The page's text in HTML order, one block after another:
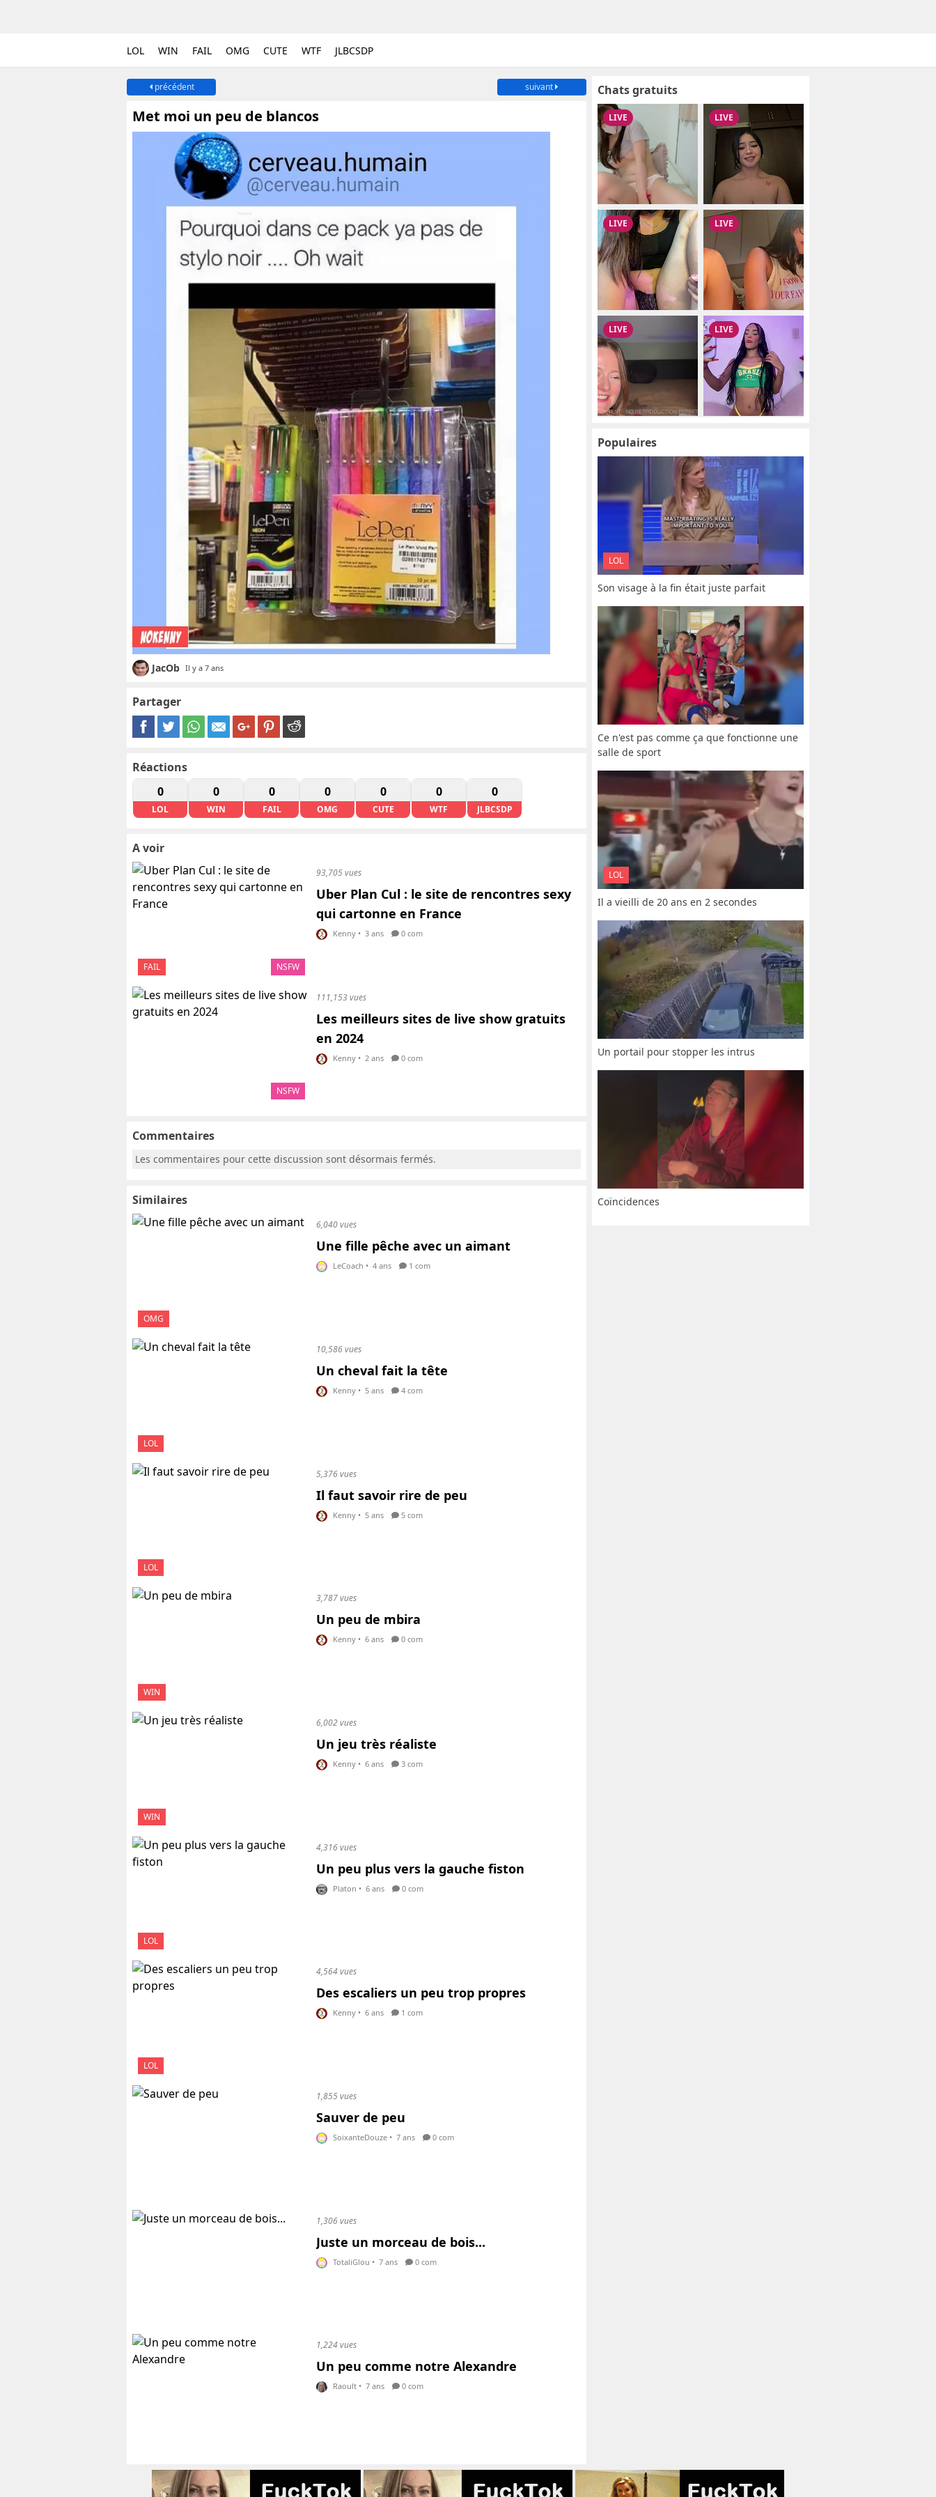
LOL WIN FAIL OMG CUTE WTF JLBCSDP
précédent suivant
Met moi un peu de blancos
JacOb Il y a 7 ans
Partager
Réactions
0
LOL
0
WIN
0
FAIL
0
OMG
0
CUTE
0
WTF
0
JLBCSDP
A voir
FAIL NSFW
93,705 vues
Uber Plan Cul : le site de rencontres sexy
qui cartonne en France
Kenny • 3 ans 0 com
NSFW
111,153 vues
Les meilleurs sites de live show gratuits
en 2024
Kenny • 2 ans 0 com
Commentaires
Les commentaires pour cette discussion sont désormais fermés.
Similaires
OMG
6,040 vues
Une fille pêche avec un aimant
LeCoach • 4 ans 1 com
LOL
10,586 vues
Un cheval fait la tête
Kenny • 5 ans 4 com
LOL
5,376 vues
Il faut savoir rire de peu
Kenny • 5 ans 5 com
WIN
3,787 vues
Un peu de mbira
Kenny • 6 ans 0 com
WIN
6,002 vues
Un jeu très réaliste
Kenny • 6 ans 3 com
LOL
4,316 vues
Un peu plus vers la gauche fiston
Platon • 6 ans 0 com
LOL
4,564 vues
Des escaliers un peu trop propres
Kenny • 6 ans 1 com
1,855 vues
Sauver de peu
SoixanteDouze • 7 ans 0 com
1,306 vues
Juste un morceau de bois...
TotaliGlou • 7 ans 0 com
1,224 vues
Un peu comme notre Alexandre
Raoult • 7 ans 0 com
Chats gratuits
Populaires
LOL
Son visage à la fin était juste parfait
Ce n'est pas comme ça que fonctionne une
salle de sport
LOL
Il a vieilli de 20 ans en 2 secondes
Un portail pour stopper les intrus
Coïncidences